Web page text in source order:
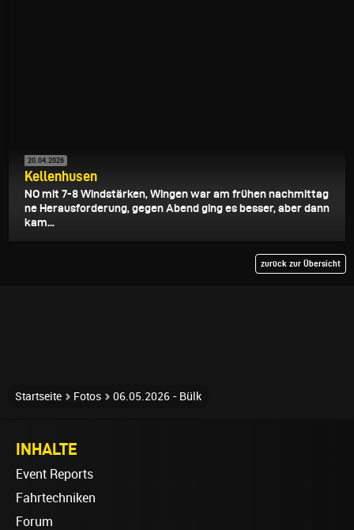
20.04.2026
Kellenhusen
NO mit 7-8 Windstärken, Wingen war am frühen nachmittag
ne Herausforderung, gegen Abend ging es besser, aber dann
kam...
zurück zur Übersicht
Startseite Fotos 06.05.2026 - Bülk
INHALTE
Event Reports
Fahrtechniken
Forum